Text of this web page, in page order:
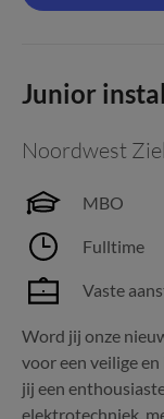
Junior
Noordwest
MBO
Fulltime
Vaste
Word jij onze
voor een veilige
jij een
elektrotechniek,